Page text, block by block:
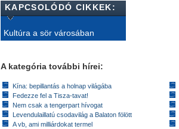
KAPCSOLÓDÓ CIKKEK:
Kultúra a sör városában
A kategória további hírei:
Kína: bepillantás a holnap világába
Fedezze fel a Tisza-tavat!
Nem csak a tengerpart hívogat
Levendulaillatú csodavilág a Balaton fölött
A vb, ami milliárdokat termel